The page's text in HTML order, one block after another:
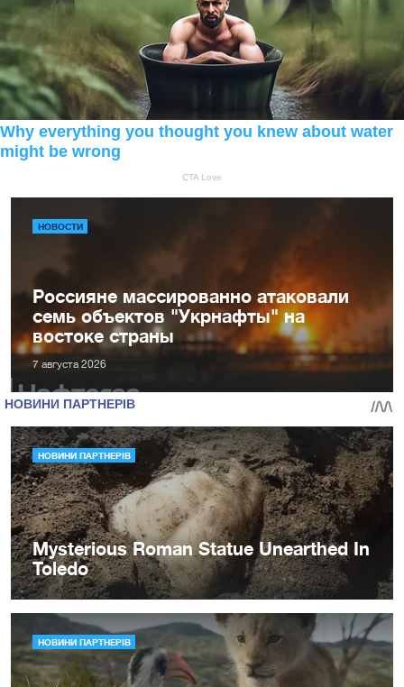
НОВОСТИ
Россияне массированно атаковали
семь объектов "Укрнафты" на
востоке страны
7 августа 2026